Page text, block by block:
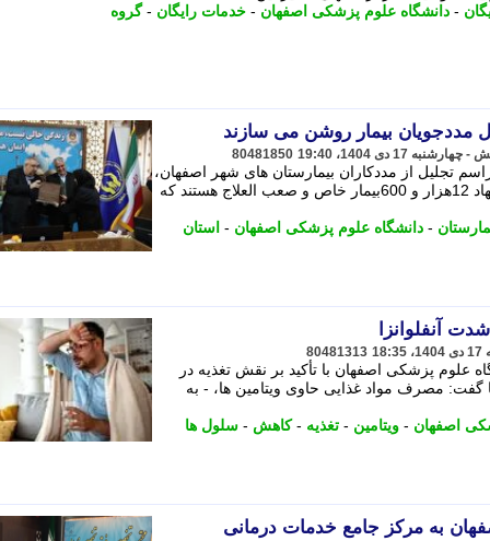
- دانشگاه علوم پزشکی اصفهان - خدمات رایگان -گروه
مددجویان بیمار روشن می سازند
80481850
تجلیل از مددکاران بیمارستان های شهر اصفهان،
گفت: در میان جمعیت تحت حمایت این نهاد 12هزار و 600بیمار خاص و صعب العلاج هستند که
- دانشگاه علوم پزشکی اصفهان - استان
آنفلوانزا
80481313
پزشکی اصفهان با تأکید بر نقش تغذیه در
گفت: مصرف مواد غذایی حاوی ویتامین ها، - به
اصفهان - ویتامین - تغذیه -کاهش - سلول ها
به مرکز جامع خدمات درمانی